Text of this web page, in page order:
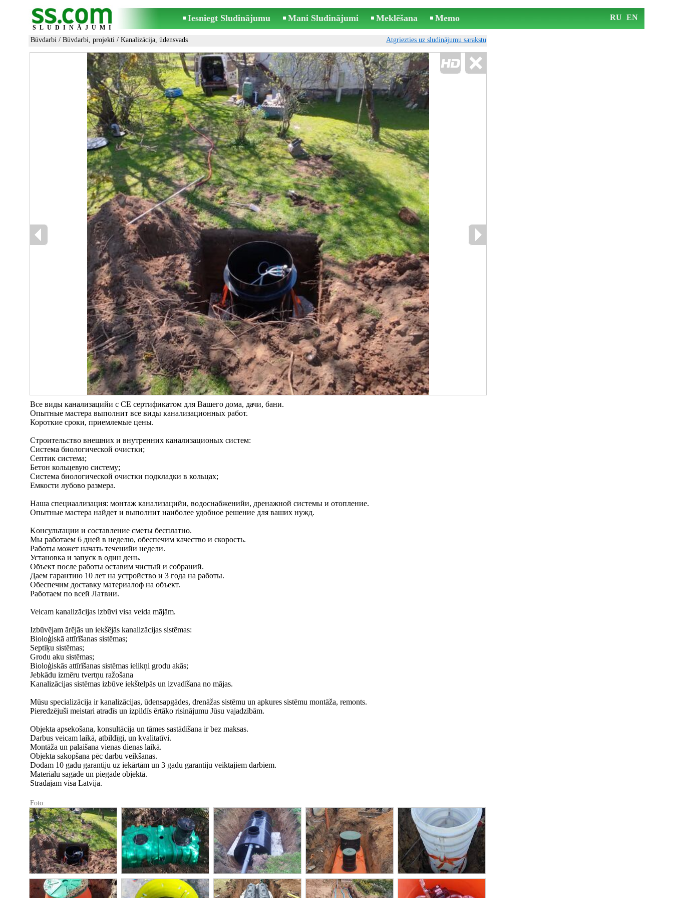
SLUDINĀJUMI
Iesniegt Sludinājumu Mani Sludinājumi Meklēšana Memo RU EN
Būvdarbi / Būvdarbi, projekti / Kanalizācija, ūdensvads Atgriezties uz sludinājumu sarakstu
Bсе виды канализацийи с СЕ сертификатом для Вашего дома, дачи, бани.
Oпытные мастера выполнит все виды канализационных работ.
Короткие сроки, приемлемые цены.
Cтроительство внешних и внутренних канализациoныx систем:
Система биологической очистки;
Септик система;
Бетон кольцевую систему;
Система биологической очистки подкладки в кольцах;
Емкости лубово размера.
Наша специаализация: монтаж канализацийи, водоснабженийи, дренажной системы и отопление.
Опытные мастера найдет и выполнит наиболее удобное решение для ваших нужд.
Kонсультации и составление сметы бесплатно.
Мы работаем 6 дней в неделю, обеспечим качество и скорость.
Работы может начать теченийи недели.
Установка и запуск в один день.
Объект после работы оставим чистый и собраний.
Даем гарантию 10 лет на устройство и 3 года на работы.
Обеспечим доставку материалоф на объект.
Работаем по всей Латвии.
Veicam kanalizācijas izbūvi visa veida mājām.
Izbūvējam ārējās un iekšējās kanalizācijas sistēmas:
Bioloģiskā attīrīšanas sistēmas;
Septiķu sistēmas;
Grodu aku sistēmas;
Bioloģiskās attīrīšanas sistēmas ielikņi grodu akās;
Jebkādu izmēru tvertņu ražošana
Kanalizācijas sistēmas izbūve iekštelpās un izvadīšana no mājas.
Mūsu specializācija ir kanalizācijas, ūdensapgādes, drenāžas sistēmu un apkures sistēmu montāža, remonts.
Pieredzējuši meistari atradīs un izpildīs ērtāko risinājumu Jūsu vajadzībām.
Objekta apsekošana, konsultācija un tāmes sastādīšana ir bez maksas.
Darbus veicam laikā, atbildīgi, un kvalitatīvi.
Montāža un palaišana vienas dienas laikā.
Objekta sakopšana pēc darbu veikšanas.
Dodam 10 gadu garantiju uz iekārtām un 3 gadu garantiju veiktajiem darbiem.
Materiālu sagāde un piegāde objektā.
Strādājam visā Latvijā.
Foto: